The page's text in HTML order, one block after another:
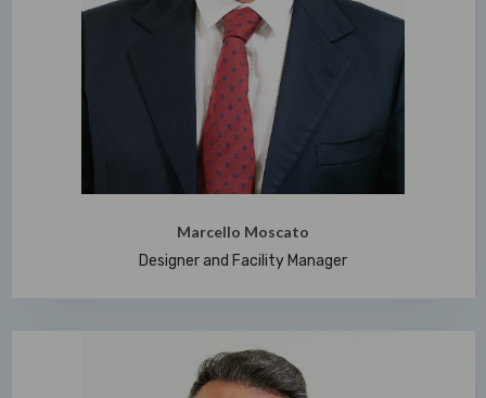
Marcello Moscato
Designer and Facility Manager